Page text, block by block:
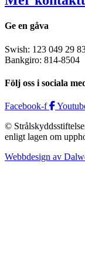
Ge en gåva
Swish: 123 049 29
Bankgiro: 814-8504
Följ oss i sociala
Facebook-f
©
enligt lagen om
Webbdesign av